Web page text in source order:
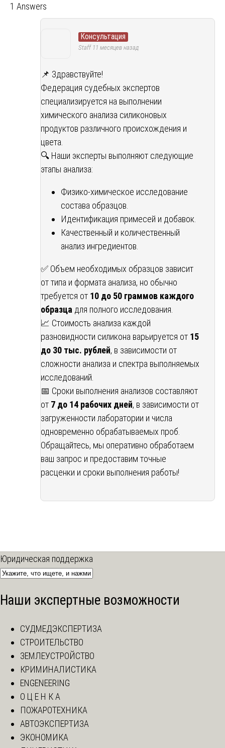
1 Answers
Консультация
Staff11 месяцев назад
📌 Здравствуйте!
Федерация судебных экспертов
специализируется на выполнении
химического анализа силиконовых
продуктов различного происхождения и
цвета.
🔍 Наши эксперты выполняют следующие
этапы анализа:
Физико-химическое исследование
состава образцов.
Идентификация примесей и добавок.
Качественный и количественный
анализ ингредиентов.
✅ Объем необходимых образцов зависит
от типа и формата анализа, но обычно
требуется от 10 до 50 граммов каждого
образца для полного исследования.
📈 Стоимость анализа каждой
разновидности силикона варьируется от 15
до 30 тыс. рублей, в зависимости от
сложности анализа и спектра выполняемых
исследований.
📅 Сроки выполнения анализов составляют
от 7 до 14 рабочих дней, в зависимости от
загруженности лаборатории и числа
одновременно обрабатываемых проб.
Обращайтесь, мы оперативно обработаем
ваш запрос и предоставим точные
расценки и сроки выполнения работы!
Юридическая поддержка
Наши экспертные возможности
СУДМЕДЭКСПЕРТИЗА
СТРОИТЕЛЬСТВО
ЗЕМЛЕУСТРОЙСТВО
КРИМИНАЛИСТИКА
ENGENEERING
О Ц Е Н К А
ПОЖАРОТЕХНИКА
АВТОЭКСПЕРТИЗА
ЭКОНОМИКА